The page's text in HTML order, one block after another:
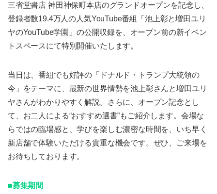
三省堂書店 神田神保町本店のグランドオープンを記念し、
登録者数19.4万人の人気YouTube番組「池上彰と増田ユリ
ヤのYouTube学園」の公開収録を、オープン前の新イベン
トスペースにて特別開催いたします。
当日は、番組でも好評の「ドナルド・トランプ大統領の
今」をテーマに、最新の世界情勢を池上彰さんと増田ユリ
ヤさんがわかりやすく解説。さらに、オープン記念とし
て、お二人による“おすすめ選書”もご紹介します。会場な
らではの臨場感と、学びを楽しむ濃密な時間を、いち早く
新店舗で体験いただける貴重な機会です。ぜひ、ご来場を
お待ちしております。
■募集期間